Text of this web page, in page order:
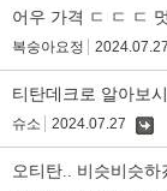
어우 가격 ㄷ ㄷ ㄷ
복숭아요정 2024.07.27
티탄데크로 알아보
슈소 2024.07.27
오티탄.. 비슷비슷하